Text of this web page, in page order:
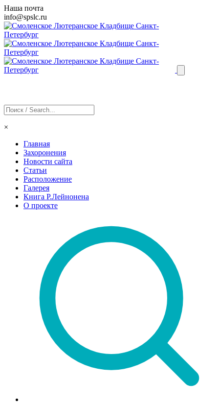
Наша почта
info@spslc.ru
×
Главная
Захоронения
Новости сайта
Статьи
Расположение
Галерея
Книга Р.Лейнонена
О проекте